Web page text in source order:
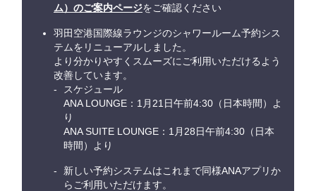
ム）のご案内ページをご確認ください
羽田空港国際線ラウンジのシャワールーム予約シス
テムをリニューアルしました。
より分かりやすくスムーズにご利用いただけるよう
改善しています。
スケジュール
ANA LOUNGE：1月21日午前4:30（日本時間）よ
り
ANA SUITE LOUNGE：1月28日午前4:30（日本
時間）より
新しい予約システムはこれまで同様ANAアプリか
らご利用いただけます。